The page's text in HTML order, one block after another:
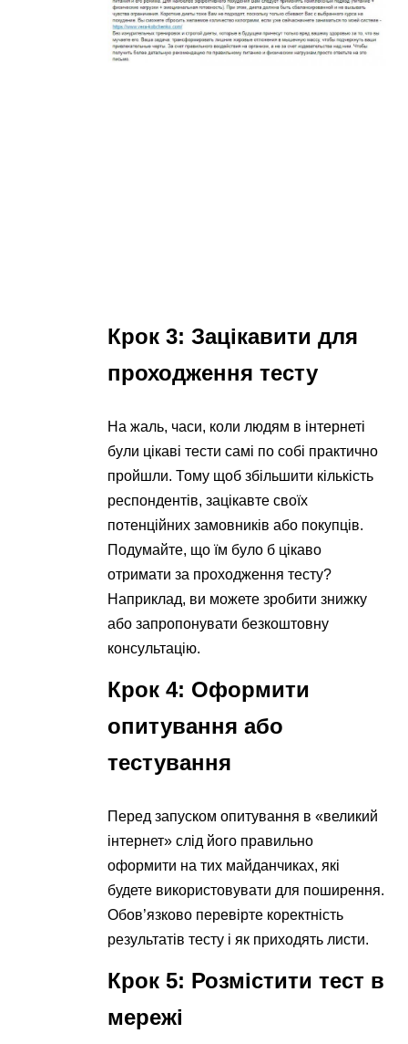
Крок 3: Зацікавити для
проходження тесту
На жаль, часи, коли людям в інтернеті
були цікаві тести самі по собі практично
пройшли. Тому щоб збільшити кількість
респондентів, зацікавте своїх
потенційних замовників або покупців.
Подумайте, що їм було б цікаво
отримати за проходження тесту?
Наприклад, ви можете зробити знижку
або запропонувати безкоштовну
консультацію.
Крок 4: Оформити
опитування або
тестування
Перед запуском опитування в «великий
інтернет» слід його правильно
оформити на тих майданчиках, які
будете використовувати для поширення.
Обов’язково перевірте коректність
результатів тесту і як приходять листи.
Крок 5: Розмістити тест в
мережі